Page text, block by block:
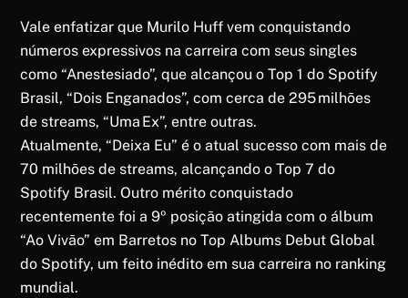
Vale enfatizar que Murilo Huff vem conquistando
números expressivos na carreira com seus singles
como “Anestesiado”, que alcançou o Top 1 do Spotify
Brasil, “Dois Enganados”, com cerca de 295 milhões
de streams, “Uma Ex”, entre outras.
Atualmente, “Deixa Eu” é o atual sucesso com mais de
70 milhões de streams, alcançando o Top 7 do
Spotify Brasil. Outro mérito conquistado
recentemente foi a 9º posição atingida com o álbum
“Ao Vivão” em Barretos no Top Albums Debut Global
do Spotify, um feito inédito em sua carreira no ranking
mundial.